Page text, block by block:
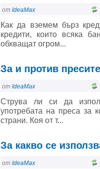
от IdeaMax
Как да вземем бърз
кредити, които всяка
обхващат огром...
За и против
от IdeaMax
Струва ли си да
употребата на преса за
страни. Коя от т...
За какво се
от IdeaMax